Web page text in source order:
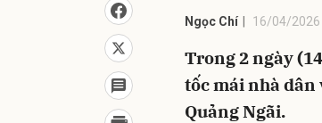
Ngọc Chí 16/04/2026
Trong 2 ngày
tốc mái nhà dân
Quảng Ngãi.